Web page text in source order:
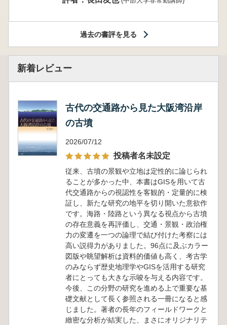
過去の書評を見る
新着レビュー
古代の交通路から見た大阪湾沿岸
の古墳
2026/07/12
投稿者名未設定
従来、古墳の景観や立地は定性的に論じられ
ることが多かった中、本書はGISを用いて古
代交通路からの視認性を客観的・定量的に検
証し、新たな研究の地平を切り開いた意欲作
です。海路・陸路という異なる視点から古墳
の存在意義を再評価し、交通・景観・政治権
力の変遷を一つの論理で結び付けた考察には
高い説得力がありました。96点に及ぶカラー
図版や眺望解析は資料的価値も高く、考古学
のみならず歴史地理学やGISを活用する研究
者にとっても大きな示唆を与える内容です。
今後、この分野の研究を進める上で重要な基
礎文献として長く参照される一冊になると感
じました。著者の長年のフィールドワークと
緻密な分析が結実した、まさにオリジナリテ